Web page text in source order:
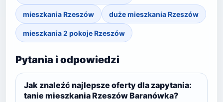
mieszkania Rzeszów duże mieszkania Rzeszów
mieszkania 2 pokoje Rzeszów
Pytania i odpowiedzi
Jak znaleźć najlepsze oferty dla zapytania:
tanie mieszkania Rzeszów Baranówka?